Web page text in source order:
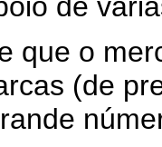
que o
(de